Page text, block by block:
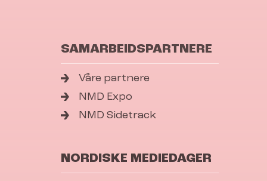
SAMARBEIDSPARTNERE
Våre partnere
NMD Expo
NMD Sidetrack
NORDISKE MEDIEDAGER